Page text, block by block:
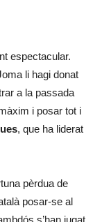
espectacular.
li hagi donat
a la passada
i posar tot i
, que ha liderat
pèrdua de
posar-se al